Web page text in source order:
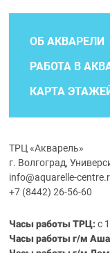
ОБ АКВАРЕЛИ
РАБОТА В
КАРТА
ТРЦ «Акварель»
г. Волгоград,
info@aquarelle-
+7 (8442) 26-56-60
Часы работы ТРЦ:с
Часы работы г/м